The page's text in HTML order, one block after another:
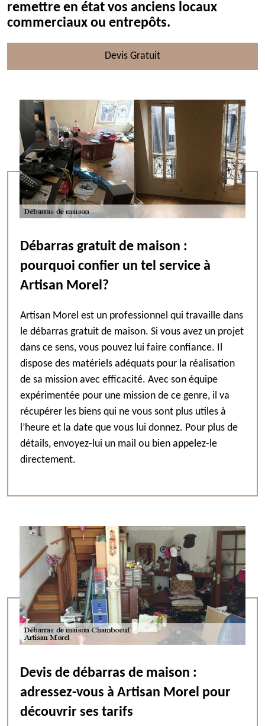
remettre en état vos anciens locaux
commerciaux ou entrepôts.
Devis Gratuit
Débarras gratuit de maison :
pourquoi confier un tel service à
Artisan Morel?
Artisan Morel est un professionnel qui travaille dans
le débarras gratuit de maison. Si vous avez un projet
dans ce sens, vous pouvez lui faire confiance. Il
dispose des matériels adéquats pour la réalisation
de sa mission avec efficacité. Avec son équipe
expérimentée pour une mission de ce genre, il va
récupérer les biens qui ne vous sont plus utiles à
l’heure et la date que vous lui donnez. Pour plus de
détails, envoyez-lui un mail ou bien appelez-le
directement.
Devis de débarras de maison :
adressez-vous à Artisan Morel pour
découvrir ses tarifs